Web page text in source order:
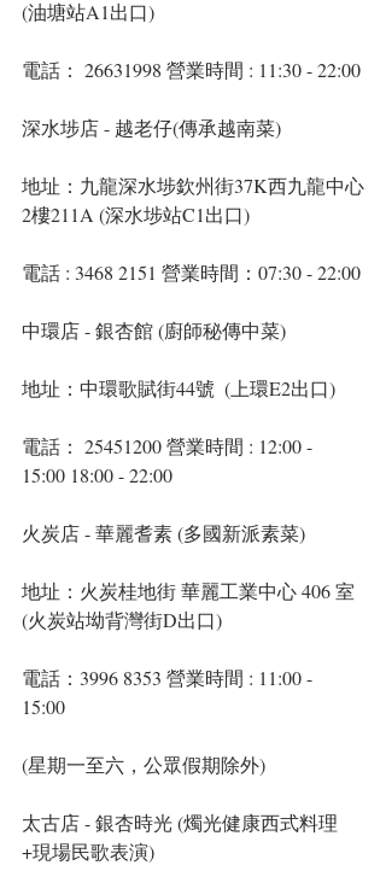
(油塘站A1出口)
電話： 26631998 營業時間 : 11:30 - 22:00
深水埗店 - 越老仔(傳承越南菜)
地址：九龍深水埗欽州街37K西九龍中心
2樓211A (深水埗站C1出口)
電話 : 3468 2151 營業時間：07:30 - 22:00
中環店 - 銀杏館 (廚師秘傳中菜)
地址：中環歌賦街44號  (上環E2出口)
電話： 25451200 營業時間 : 12:00 -
15:00 18:00 - 22:00
火炭店 - 華麗耆素 (多國新派素菜)
地址：火炭桂地街 華麗工業中心 406 室
(火炭站坳背灣街D出口)
電話：3996 8353 營業時間 : 11:00 -
15:00
(星期一至六，公眾假期除外)
太古店 - 銀杏時光 (燭光健康西式料理
+現場民歌表演)